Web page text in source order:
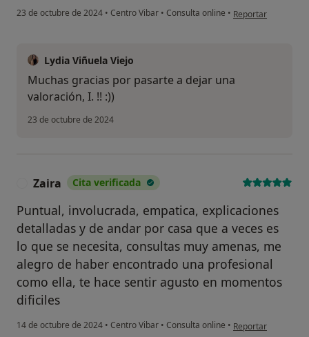
23 de octubre de 2024 • Centro Vibar • Consulta online • en opinión del
Reportar
Lydia Viñuela Viejo
Muchas gracias por pasarte a dejar una
valoración, I. !! :))
23 de octubre de 2024
Zaira Cita verificada
Puntual, involucrada, empatica, explicaciones
detalladas y de andar por casa que a veces es
lo que se necesita, consultas muy amenas, me
alegro de haber encontrado una profesional
como ella, te hace sentir agusto en momentos
dificiles
14 de octubre de 2024 • Centro Vibar • Consulta online • en opinión del
Reportar